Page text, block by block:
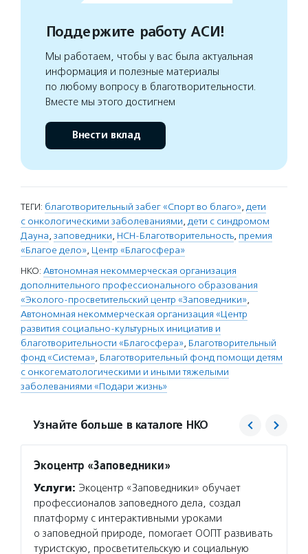
Поддержите работу АСИ!
Мы работаем, чтобы у вас была актуальная
информация и полезные материалы
по любому вопросу в благотворительности.
Вместе мы этого достигнем
Внести вклад
ТЕГИ: благотворительный забег «Спорт во благо», дети
с онкологическими заболеваниями, дети с синдромом
Дауна, заповедники, НСН-Благотворительность, премия
«Благое дело», Центр «Благосфера»
НКО: Автономная некоммерческая организация
дополнительного профессионального образования
«Эколого-просветительский центр «Заповедники»,
Автономная некоммерческая организация «Центр
развития социально-культурных инициатив и
благотворительности «Благосфера», Благотворительный
фонд «Система», Благотворительный фонд помощи детям
с онкогематологическими и иными тяжелыми
заболеваниями «Подари жизнь»
Узнайте больше в каталоге НКО
Экоцентр «Заповедники»
Услуги: Экоцентр «Заповедники» обучает
профессионалов заповедного дела, создал
платформу с интерактивными уроками
о заповедной природе, помогает ООПТ развивать
туристскую, просветительскую и социальную